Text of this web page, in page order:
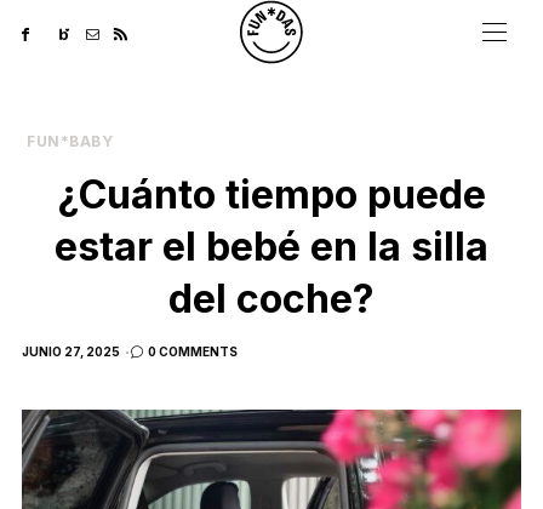
FUN*BABY
¿Cuánto tiempo puede
estar el bebé en la silla
del coche?
POSTED
JUNIO 27, 2025 0 COMMENTS